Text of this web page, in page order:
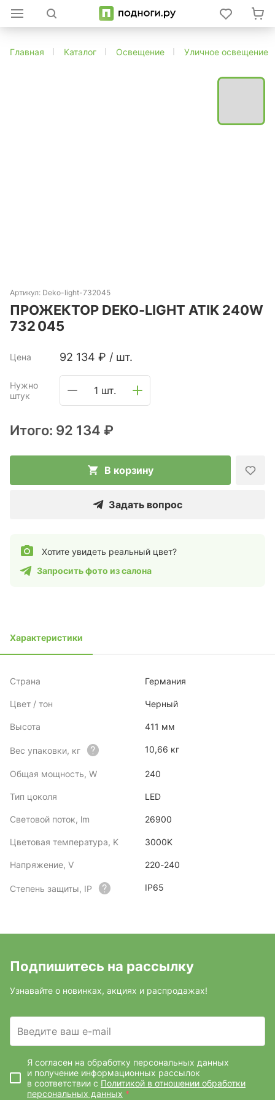
Главная Каталог Освещение Уличное освещение
Артикул: Deko-light-732045
ПРОЖЕКТОР DEKO-LIGHT ATIK 240W
732 045
Цена 92 134 ₽ / шт.
Нужно
штук
1 шт.
Итого: 92 134 ₽
В корзину
Задать вопрос
Хотите увидеть реальный цвет?
Запросить фото из салона
Характеристики
Страна Германия
Цвет / тон Черный
Высота 411 мм
Вес упаковки, кг 10,66 кг
Общая мощность, W 240
Тип цоколя LED
Световой поток, lm 26900
Цветовая температура, K 3000K
Напряжение, V 220-240
Степень защиты, IP IP65
Подпишитесь на рассылку
Узнавайте о новинках, акциях и распродажах!
Введите ваш e-mail
Я согласен на обработку персональных данных
и получение информационных рассылок
в соответствии с Политикой в отношении обработки
персональных данных *